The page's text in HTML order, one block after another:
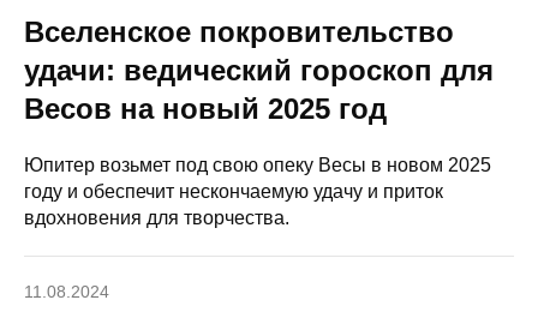
Вселенское покровительство
удачи: ведический гороскоп для
Весов на новый 2025 год
Юпитер возьмет под свою опеку Весы в новом 2025
году и обеспечит нескончаемую удачу и приток
вдохновения для творчества.
11.08.2024